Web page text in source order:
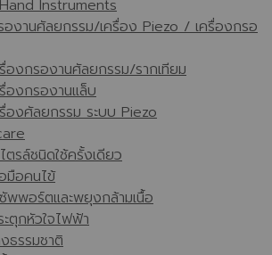
Instruments
องานศัลยกรรม/เครื่อง Piezo / เครื่องกรอ
องกรองานศัลยกรรม/รากเทียม
องกรองานแล็บ
องศัลยกรรม ระบบ Piezo
ตรล์ชนิดใช้ครั้งเดียว
มือคนไข้
พอร์ตและพยุงกล้ามเนื้อ
ตุกหัวใจไฟฟ้า
ธรรมชาติ